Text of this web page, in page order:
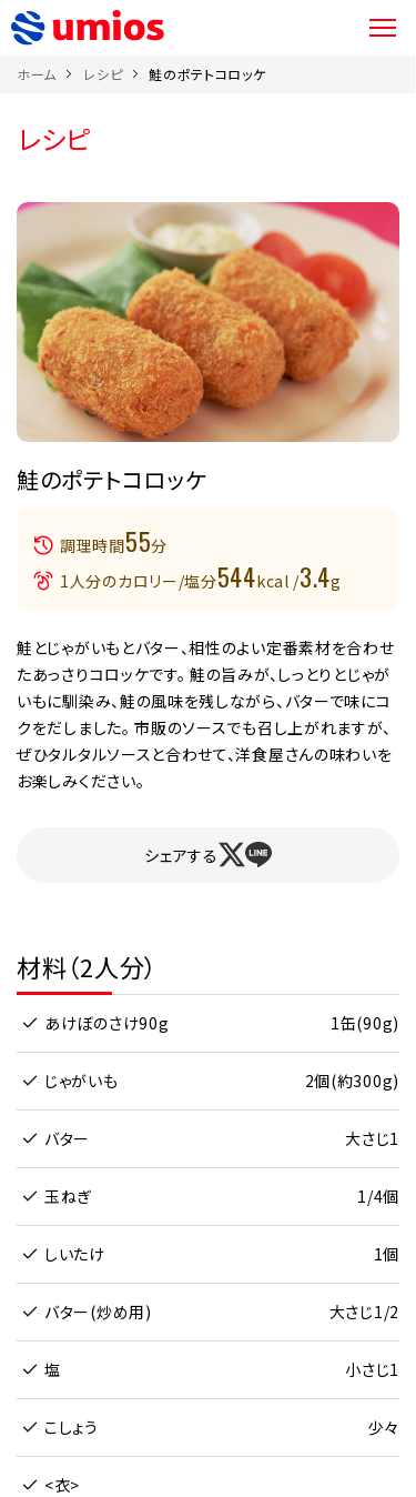
ホーム レシピ 鮭のポテトコロッケ
レシピ
鮭のポテトコロッケ
調理時間55分
1人分のカロリー/塩分544kcal /3.4g
鮭とじゃがいもとバター、相性のよい定番素材を合わせ
たあっさりコロッケです。 鮭の旨みが、しっとりとじゃが
いもに馴染み、鮭の風味を残しながら、バターで味にコ
クをだしました。 市販のソースでも召し上がれますが、
ぜひタルタルソースと合わせて、洋食屋さんの味わいを
お楽しみください。
シェアする
材料（2人分）
あけぼのさけ90g 1缶(90g)
じゃがいも 2個(約300g)
バター 大さじ1
玉ねぎ 1/4個
しいたけ 1個
バター(炒め用) 大さじ1/2
塩 小さじ1
こしょう 少々
<衣>